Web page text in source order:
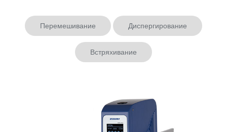
Перемешивание Диспергирование
Встряхивание